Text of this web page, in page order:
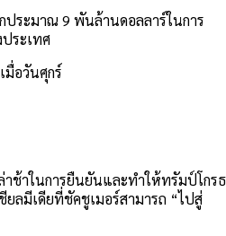
ประมาณ 9 พันล้านดอลลาร์ในการ
ระเทศ
มื่อวันศุกร์
ช้าในการยืนยันและทำให้ทรัมป์โกรธ
ลมีเดียที่ชัคชูเมอร์สามารถ “ไปสู่